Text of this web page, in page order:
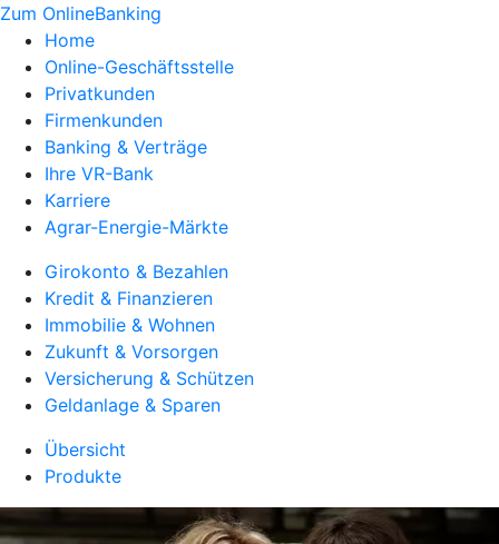
Zum OnlineBanking
Home
Online-Geschäftsstelle
Privatkunden
Firmenkunden
Banking & Verträge
Ihre VR-Bank
Karriere
Agrar-Energie-Märkte
Girokonto & Bezahlen
Kredit & Finanzieren
Immobilie & Wohnen
Zukunft & Vorsorgen
Versicherung & Schützen
Geldanlage & Sparen
Übersicht
Produkte